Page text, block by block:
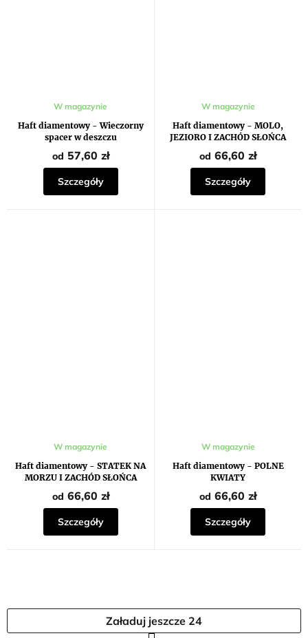
Haft diamentowy - Wieczorny
spacer w deszczu
Średnia
ocena
produktu
wynosi
5,0
na
5
gwiazdek.
W magazynie
od 57,60 zł
Szczegóły
Haft diamentowy - MOLO,
JEZIORO I ZACHÓD SŁOŃCA
W magazynie
od 66,60 zł
Szczegóły
Haft diamentowy - STATEK NA
MORZU I ZACHÓD SŁOŃCA
W magazynie
od 66,60 zł
Szczegóły
Haft diamentowy - POLNE
KWIATY
W magazynie
od 66,60 zł
Szczegóły
Załaduj jeszcze 24